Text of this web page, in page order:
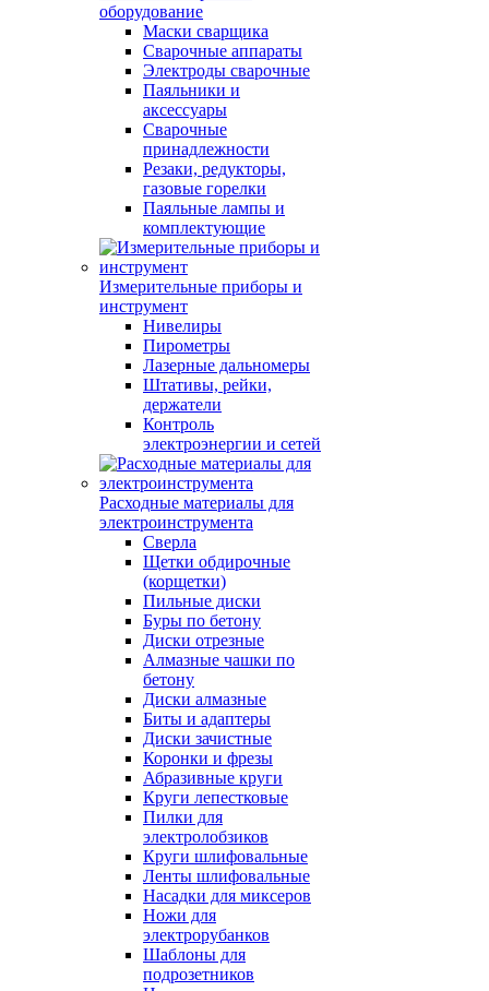
оборудование
Маски сварщика
Сварочные аппараты
Электроды сварочные
Паяльники и
аксессуары
Сварочные
принадлежности
Резаки, редукторы,
газовые горелки
Паяльные лампы и
комплектующие
Измерительные приборы и
инструмент
Нивелиры
Пирометры
Лазерные дальномеры
Штативы, рейки,
держатели
Контроль
электроэнергии и сетей
Расходные материалы для
электроинструмента
Сверла
Щетки обдирочные
(корщетки)
Пильные диски
Буры по бетону
Диски отрезные
Алмазные чашки по
бетону
Диски алмазные
Биты и адаптеры
Диски зачистные
Коронки и фрезы
Абразивные круги
Круги лепестковые
Пилки для
электролобзиков
Круги шлифовальные
Ленты шлифовальные
Насадки для миксеров
Ножи для
электрорубанков
Шаблоны для
подрозетников